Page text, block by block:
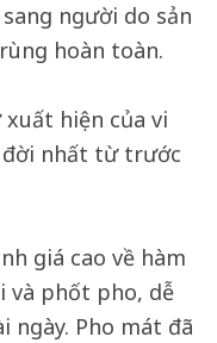
người do sản
hoàn toàn.
hiện của vi
đời nhất từ trước
giá cao về hàm
và phốt pho, dễ
ngày. Pho mát đã